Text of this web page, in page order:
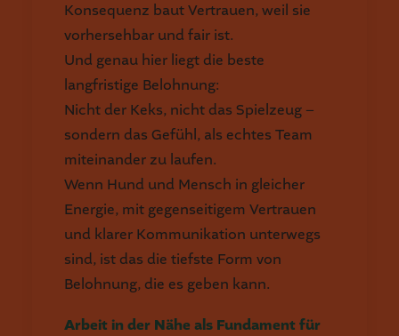
Konsequenz baut Vertrauen, weil sie
vorhersehbar und fair ist.
Und genau hier liegt die beste
langfristige Belohnung:
Nicht der Keks, nicht das Spielzeug –
sondern das Gefühl, als echtes Team
miteinander zu laufen.
Wenn Hund und Mensch in gleicher
Energie, mit gegenseitigem Vertrauen
und klarer Kommunikation unterwegs
sind, ist das die tiefste Form von
Belohnung, die es geben kann.
Arbeit in der Nähe als Fundament für